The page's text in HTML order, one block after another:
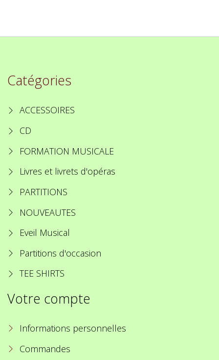
Catégories
ACCESSOIRES
CD
FORMATION MUSICALE
Livres et livrets d'opéras
PARTITIONS
NOUVEAUTES
Eveil Musical
Partitions d'occasion
TEE SHIRTS
Votre compte
Informations personnelles
Commandes